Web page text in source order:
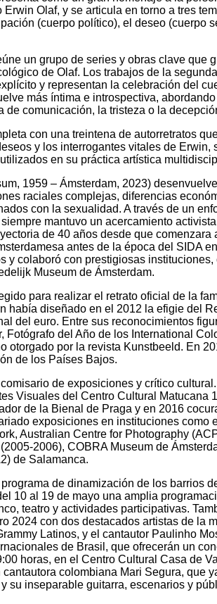
Olaf, y se articula en torno a tres
(cuerpo político), el deseo (cuerpo
un grupo de series y obras clave que
de Olaf. Los trabajos de la
y representan la celebración del
más íntima e introspectiva,
de comunicación, la tristeza o la
con una treintena de autorretratos
y los interrogantes vitales de Erwin,
en su práctica artística
1959 – Ámsterdam, 2023)
raciales complejas, diferencias
con la sexualidad. A través de un
mantuvo un acercamiento
de 40 años desde que
antes de la época del SIDA
y colaboró con prestigiosas
Museum de Ámsterdam.
para realizar el retrato oficial de la
había diseñado en el 2012 la efigie del
del euro. Entre sus reconocimientos
Fotógrafo del Año de los International
otorgado por la revista Kunstbeeld. En
de los Países Bajos.
de exposiciones y crítico
Visuales del Centro Cultural Matucana
de la Bienal de Praga y en 2016
exposiciones en instituciones como
Australian Centre for Photography
2006), COBRA Museum de
de Salamanca.
de dinamización de los barrios
10 al 19 de mayo una amplia
teatro y actividades participativas.
2024 con dos destacados artistas de la
Latinos, y el cantautor Paulinho
de Brasil, que ofrecerán un
horas, en el Centro Cultural Casa de
colombiana Mari Segura, que
su inseparable guitarra, escenarios y